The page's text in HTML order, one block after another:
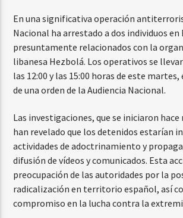
En una significativa operación
Nacional ha arrestado a dos individuos en
presuntamente relacionados con la
libanesa Hezbolá. Los operativos se
las 12:00 y las 15:00 horas de este
de una orden de la Audiencia Nacional.
Las investigaciones, que se iniciaron hace
han revelado que los detenidos estarían
actividades de adoctrinamiento y
difusión de vídeos y comunicados. Esta
preocupación de las autoridades por la
radicalización en territorio español, así
compromiso en la lucha contra la